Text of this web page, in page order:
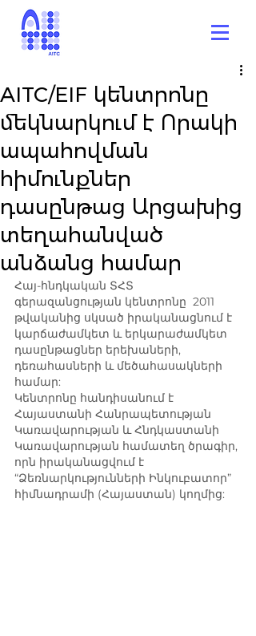
AITC/EIF կենտրոնը
մեկնարկում է Որակի
ապահովման
հիմունքներ
դասընթաց Արցախից
տեղահանված
անձանց համար
Հայ-հնդկական ՏՀՏ
գերազանցության կենտրոնը  2011
թվականից սկսած իրականացնում է
կարճաժամկետ և երկարաժամկետ
դասընթացներ երեխաների,
դեռահասների և մեծահասակների
համար:
Կենտրոնը հանդիսանում է
Հայաստանի Հանրապետության
Կառավարության և Հնդկաստանի
Կառավարության համատեղ ծրագիր,
որն իրականացվում է
“Ձեռնարկությունների Ինկուբատոր”
հիմնադրամի (Հայաստան) կողմից: